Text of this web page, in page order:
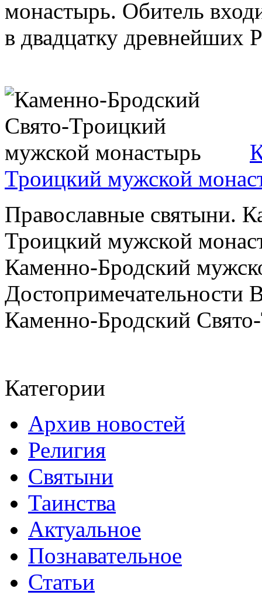
монастырь. Обитель
в двадцатку древнейших
Троицкий мужской
Православные святыни.
Троицкий мужской
Каменно-Бродский
Достопримечательности
Каменно-Бродский
Категории
Архив новостей
Религия
Святыни
Таинства
Актуальное
Познавательное
Статьи